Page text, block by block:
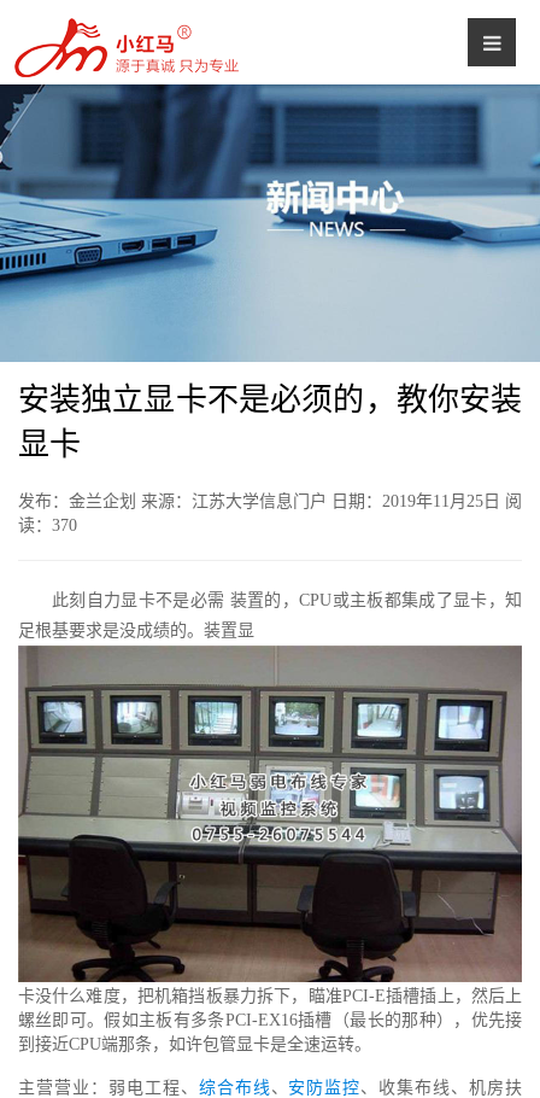
安装独立显卡不是必须的，教你安装
显卡
发布：金兰企划 来源：江苏大学信息门户 日期：2019年11月25日 阅
读： 370
此刻自力显卡不是必需 装置的，CPU或主板都集成了显卡，知
足根基要求是没成绩的。装置显
卡没什么难度，把机箱挡板暴力拆下，瞄准PCI-E插槽插上，然后上
螺丝即可。假如主板有多条PCI-EX16插槽（最长的那种），优先接
到接近CPU端那条，如许包管显卡是全速运转。
主营营业：弱电工程、 综合布线 、 安防监控、收集布线、机房扶